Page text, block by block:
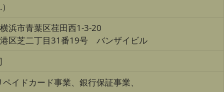
浜市青葉区荏田西1-3-20
区芝二丁目31番19号 バンザイビル
イドカード事業、銀行保証事業、